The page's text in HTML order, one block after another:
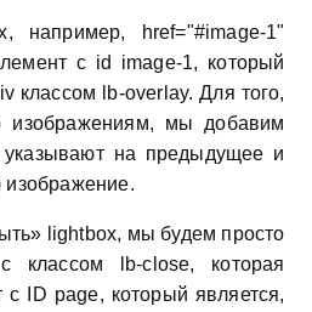
например,
href="#image-1"
с id image-1, который
классом
lb-overlay. Для того,
изображениям, мы добавим
на предыдущее и
lightbox, мы будем просто
классом
lb-close, которая
с ID page, который является,